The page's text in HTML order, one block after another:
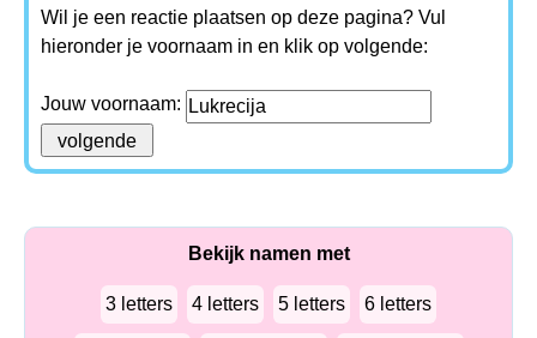
Wil je een reactie plaatsen op deze pagina? Vul
hieronder je voornaam in en klik op volgende:
Jouw voornaam:
Bekijk namen met
3 letters 4 letters 5 letters 6 letters